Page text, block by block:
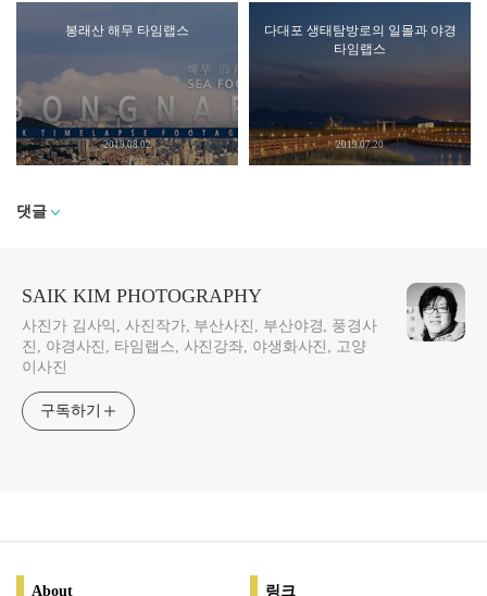
봉래산 해무 타임랩스
2019.08.02
다대포 생태탐방로의 일몰과 야경
타임랩스
2019.07.20
댓글
SAIK KIM PHOTOGRAPHY
사진가 김사익, 사진작가, 부산사진, 부산야경, 풍경사
진, 야경사진, 타임랩스, 사진강좌, 야생화사진, 고양
이사진
구독하기
About 링크